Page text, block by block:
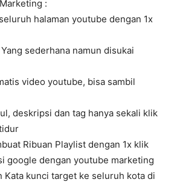
:
halaman youtube dengan 1x
sederhana namun disukai
video youtube, bisa sambil
deskripsi dan tag hanya sekali klik
Ribuan Playlist dengan 1x klik
google dengan youtube marketing
Kata kunci target ke seluruh kota di